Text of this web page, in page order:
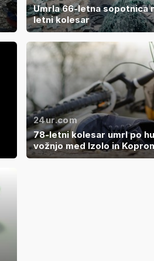
Umrla 66-letna sopotnica
letni kolesar
24ur.com
78-letni kolesar umrl po
vožnjo med Izolo in